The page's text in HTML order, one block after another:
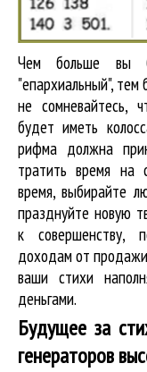
Чем больше вы
"епархиальный",
не сомневайтесь,
будет иметь
рифма должна
тратить время на
время, выбирайте
празднуйте новую
к совершенству,
доходам от
ваши стихи
деньгами.
Будущее за
генераторов